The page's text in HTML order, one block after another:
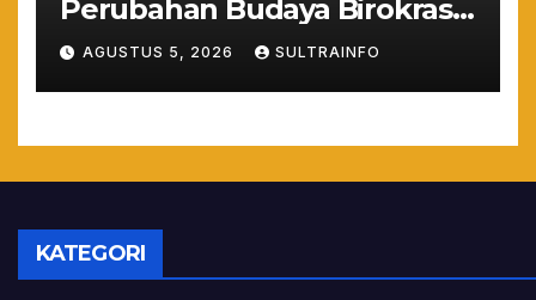
Perubahan Budaya Birokrasi
Lewat Penilaian
Maladministrasi 2026
AGUSTUS 5, 2026 SULTRAINFO
KATEGORI